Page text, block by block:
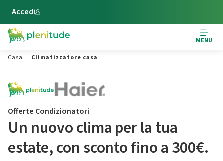
Vai al contenuto principale
Accedi
MENU
Casa
Climatizzatore casa
Offerte Condizionatori
Un nuovo clima per la tua
estate,​ con sconto fino a 300€.